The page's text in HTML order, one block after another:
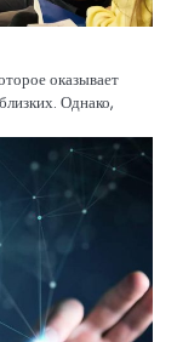
оказывает
Однако,